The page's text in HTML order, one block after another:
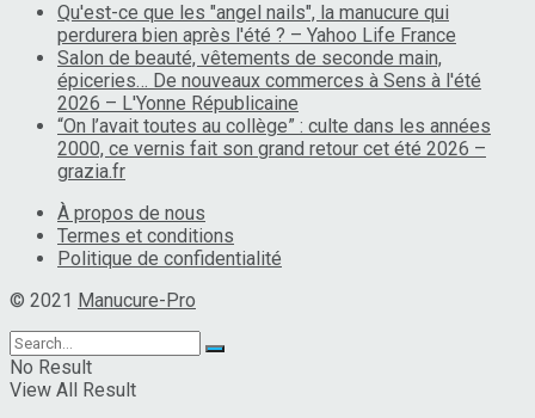
Qu'est-ce que les "angel nails", la manucure qui
perdurera bien après l'été ? – Yahoo Life France
Salon de beauté, vêtements de seconde main,
épiceries… De nouveaux commerces à Sens à l'été
2026 – L'Yonne Républicaine
“On l’avait toutes au collège” : culte dans les années
2000, ce vernis fait son grand retour cet été 2026 –
grazia.fr
À propos de nous
Termes et conditions
Politique de confidentialité
© 2021 Manucure-Pro
No Result
View All Result